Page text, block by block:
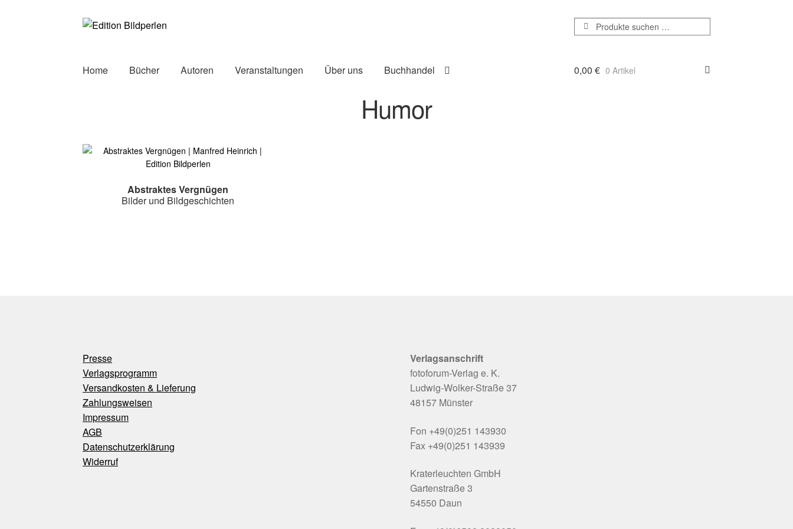
Zur
Zum
Suchen
nach:
Suchen
Home Bücher Autoren Veranstaltungen Über uns Buchhandel 0,00 € 0 Artikel
Humor
Abstraktes Vergnügen
Bilder und Bildgeschichten
Presse
Verlagsprogramm
Versandkosten & Lieferung
Zahlungsweisen
Impressum
AGB
Datenschutzerklärung
Widerruf
Verlagsanschrift
fotoforum-Verlag e. K.
Ludwig-Wolker-Straße 37
48157 Münster
Fon +49(0)251 143930
Fax +49(0)251 143939
Kraterleuchten GmbH
Gartenstraße 3
54550 Daun